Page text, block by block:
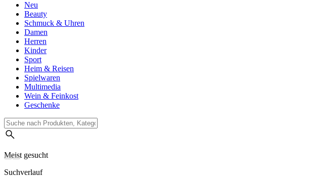
Neu
Beauty
Schmuck & Uhren
Damen
Herren
Kinder
Sport
Heim & Reisen
Spielwaren
Multimedia
Wein & Feinkost
Geschenke
Meist gesucht
Suchverlauf